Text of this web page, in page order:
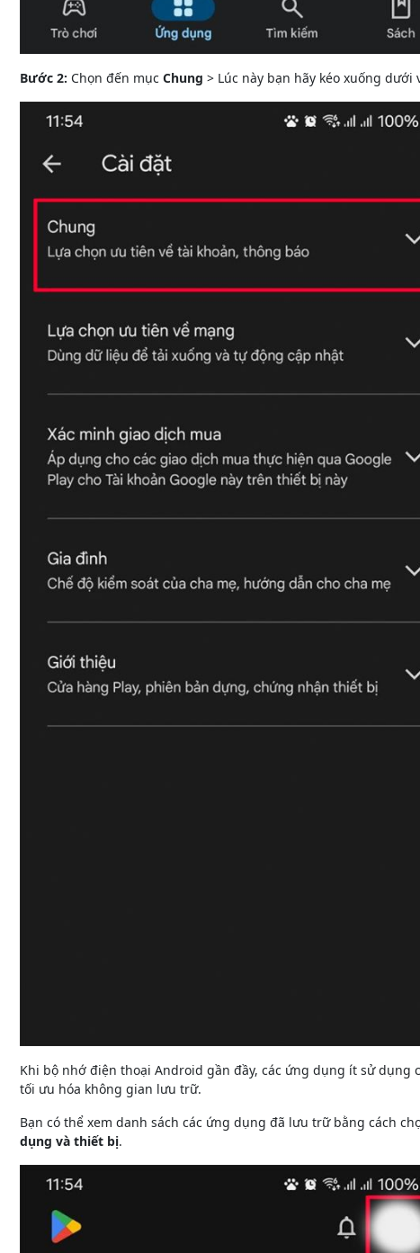
Bước 2: Chọn đến mục Chung > Lúc này bạn hãy kéo xuống dưới
Khi bộ nhớ điện thoại Android gần đầy, các ứng dụng ít sử
tối ưu hóa không gian lưu trữ.
Bạn có thể xem danh sách các ứng dụng đã lưu trữ bằng cách
dụng và thiết bị.